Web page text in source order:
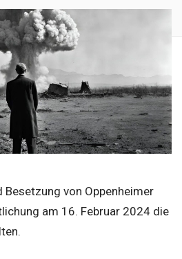
Besetzung von Oppenheimer
am 16. Februar 2024 die